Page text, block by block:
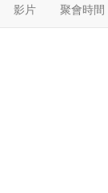
影片 聚會時間